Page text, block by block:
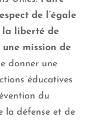
de l’égale
la liberté de
mission de
donner une
éducatives
du
la défense et de